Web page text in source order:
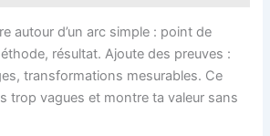
autour d’un arc simple : point de
résultat. Ajoute des preuves :
transformations mesurables. Ce
trop vagues et montre ta valeur sans